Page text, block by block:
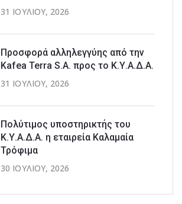
31 ΙΟΥΛΊΟΥ, 2026
Προσφορά αλληλεγγύης από την
Kafea Terra S.A. προς το Κ.Υ.Α.Δ.Α.
31 ΙΟΥΛΊΟΥ, 2026
Πολύτιμος υποστηρικτής του
Κ.Υ.Α.Δ.Α. η εταιρεία Καλαμαία
Τρόφιμα
30 ΙΟΥΛΊΟΥ, 2026